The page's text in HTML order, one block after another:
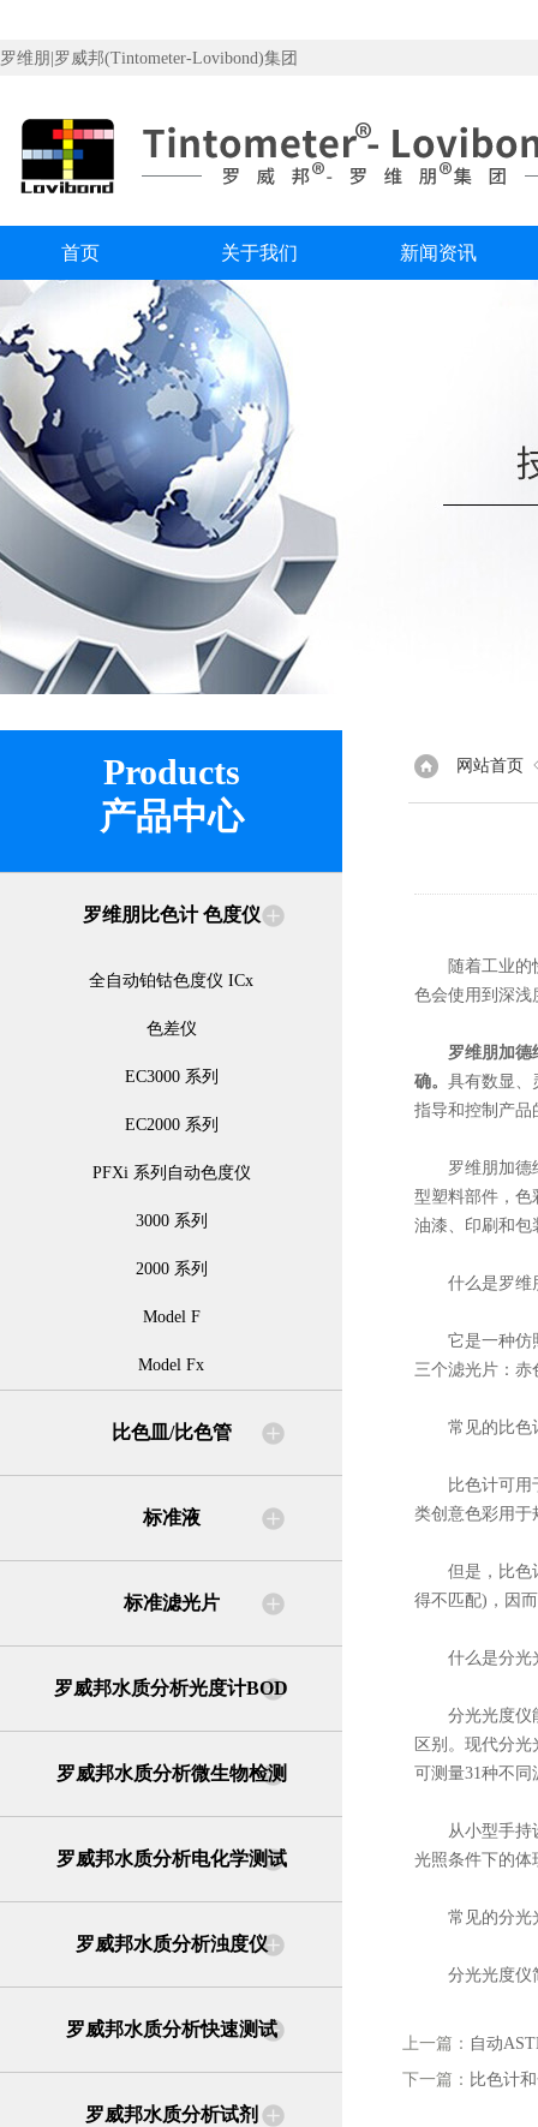
罗维朋|罗威邦(Tintometer-Lovibond)集团
首页 关于我们 新闻资讯
Products
产品中心
罗维朋比色计 色度仪
全自动铂钴色度仪 ICx
色差仪
EC3000 系列
EC2000 系列
PFXi 系列自动色度仪
3000 系列
2000 系列
Model F
Model Fx
比色皿/比色管
标准液
标准滤光片
罗威邦水质分析光度计BOD
罗威邦水质分析微生物检测
罗威邦水质分析电化学测试
罗威邦水质分析浊度仪
罗威邦水质分析快速测试
罗威邦水质分析试剂
网站首页
随着工业的快
色会使用到深浅
罗维朋加德
确。 具有数显、
指导和控制产品
罗维朋加德纳
型塑料部件，色
油漆、印刷和包
什么是罗维
它是一种仿照
三个滤光片：赤
常见的比色
比色计可用于
类创意色彩用于
但是，比色计
得不匹配)，因
什么是分光
分光光度仪能
区别。现代分
可测量31种不
从小型手持设
光照条件下的体
常见的分光
分光光度仪简
上一篇： 自动
下一篇： 比色计